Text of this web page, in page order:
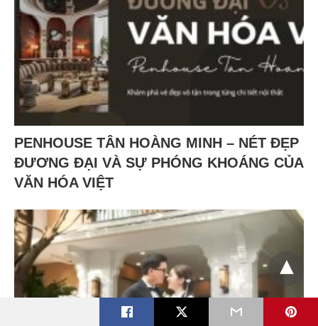
PENHOUSE TÂN HOÀNG MINH – NÉT ĐẸP
ĐƯƠNG ĐẠI VÀ SỰ PHÓNG KHOÁNG CỦA
VĂN HÓA VIỆT